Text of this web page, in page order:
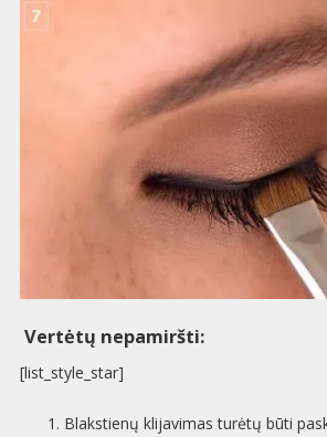
Vertėtų nepamiršti:
[list_style_star]
Blakstienų klijavimas turėtų būti